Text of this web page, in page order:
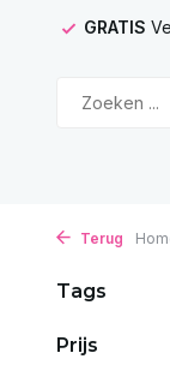
GRATIS
Terug
Tags
Prijs